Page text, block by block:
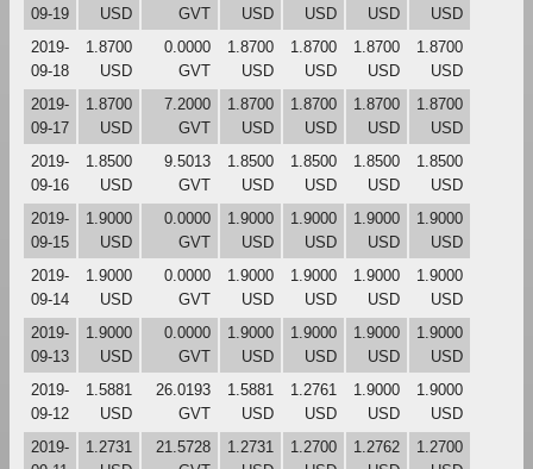
09-19
USD
GVT
USD
USD
USD
USD
2019-
09-18
1.8700
USD
0.0000
GVT
1.8700
USD
1.8700
USD
1.8700
USD
1.8700
USD
2019-
09-17
1.8700
USD
7.2000
GVT
1.8700
USD
1.8700
USD
1.8700
USD
1.8700
USD
2019-
09-16
1.8500
USD
9.5013
GVT
1.8500
USD
1.8500
USD
1.8500
USD
1.8500
USD
2019-
09-15
1.9000
USD
0.0000
GVT
1.9000
USD
1.9000
USD
1.9000
USD
1.9000
USD
2019-
09-14
1.9000
USD
0.0000
GVT
1.9000
USD
1.9000
USD
1.9000
USD
1.9000
USD
2019-
09-13
1.9000
USD
0.0000
GVT
1.9000
USD
1.9000
USD
1.9000
USD
1.9000
USD
2019-
09-12
1.5881
USD
26.0193
GVT
1.5881
USD
1.2761
USD
1.9000
USD
1.9000
USD
2019-
1.2731
21.5728
1.2731
1.2700
1.2762
1.2700